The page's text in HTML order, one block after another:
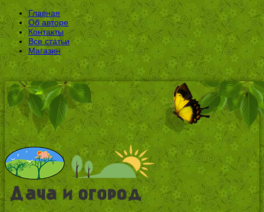
Главная
Об авторе
Контакты
Все статьи
Магазин